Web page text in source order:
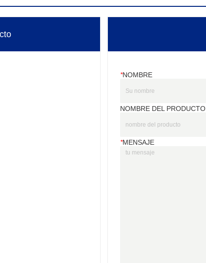
*NOMBRE
NOMBRE DEL PRODUCTO
*MENSAJE